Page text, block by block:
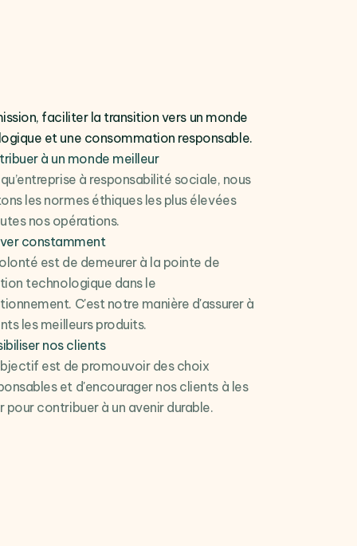
faciliter la transition vers un monde
et une consommation responsable.
à un monde meilleur
à responsabilité sociale, nous
les normes éthiques les plus élevées
nos opérations.
constamment
est de demeurer à la pointe de
technologique dans le
C'est notre manière d'assurer à
les meilleurs produits.
nos clients
est de promouvoir des choix
et d'encourager nos clients à les
pour contribuer à un avenir durable.